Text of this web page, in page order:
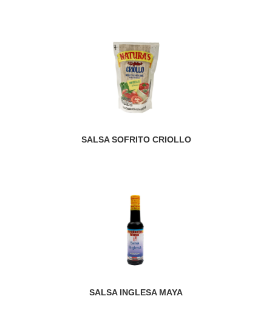
SALSA SOFRITO CRIOLLO
SALSA INGLESA MAYA